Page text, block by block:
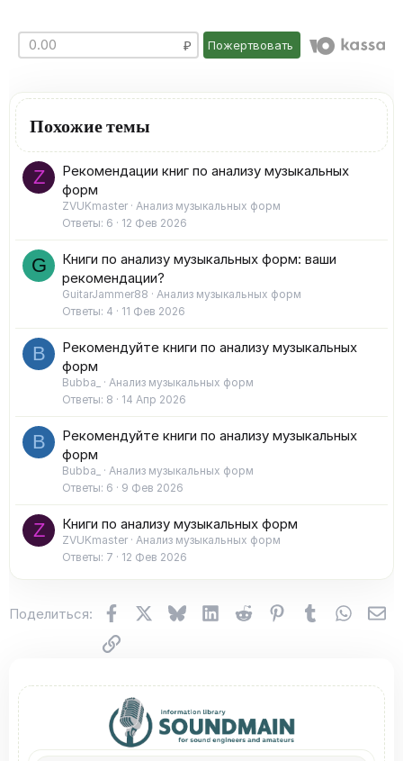
Пожертвовать
Похожие темы
Z
Рекомендации книг по анализу музыкальных
форм
ZVUKmaster
Анализ музыкальных форм
Ответы 6 12 Фев 2026
G
Книги по анализу музыкальных форм: ваши
рекомендации?
GuitarJammer88
Анализ музыкальных форм
Ответы 4 11 Фев 2026
B
Рекомендуйте книги по анализу музыкальных
форм
Bubba_
Анализ музыкальных форм
Ответы 8 14 Апр 2026
B
Рекомендуйте книги по анализу музыкальных
форм
Bubba_
Анализ музыкальных форм
Ответы 6 9 Фев 2026
Z Книги по анализу музыкальных форм
ZVUKmaster
Анализ музыкальных форм
Ответы 7 12 Фев 2026
Поделиться: FacebookX (Twitter)
BlueskyLinkedInReddit Pinterest
Tumblr
Ссылка